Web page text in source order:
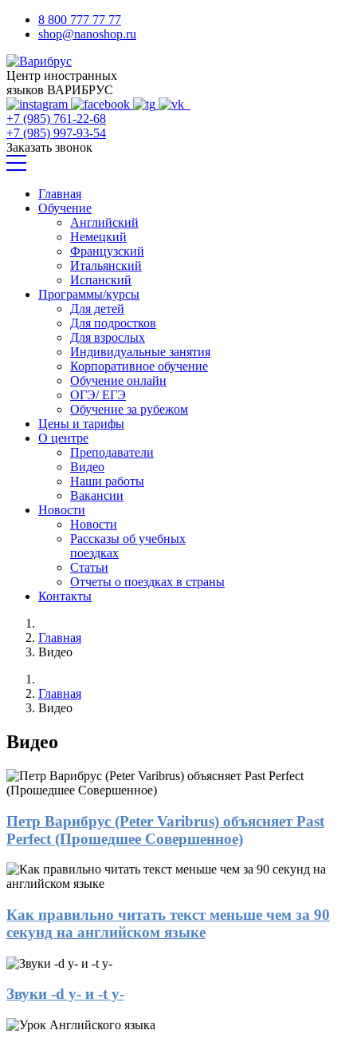
8 800 777 77 77
shop@nanoshop.ru
Центр иностранных
языков ВАРИБРУС
+7 (985) 761-22-68
+7 (985) 997-93-54
Заказать звонок
Главная
Обучение
Английский
Немецкий
Французский
Итальянский
Испанский
Программы/курсы
Для детей
Для подростков
Для взрослых
Индивидуальные занятия
Корпоративное обучение
Обучение онлайн
ОГЭ/ ЕГЭ
Обучение за рубежом
Цены и тарифы
О центре
Преподаватели
Видео
Наши работы
Вакансии
Новости
Новости
Рассказы об учебных
поездках
Статьи
Отчеты о поездках в страны
Контакты
Главная
Видео
Главная
Видео
Видео
Петр Варибрус (Peter Varibrus) объясняет Past
Perfect (Прошедшее Совершенное)
Как правильно читать текст меньше чем за 90
секунд на английском языке
Звуки -d y- и -t y-